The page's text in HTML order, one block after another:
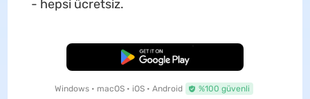
- hepsi ücretsiz.
Ücretsiz İndirme
Windows • macOS • iOS • Android %100 güvenli